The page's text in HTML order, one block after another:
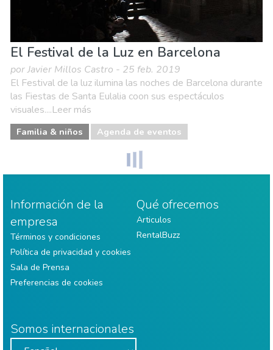
El Festival de la Luz en Barcelona
por Javier Millos Castro - 25 feb. 2019
El Festival de la luz ilumina las noches de Barcelona durante
las Fiestas de Santa Eulalia coon sus espectáculos
visuales....Leer más
Familia & niños Agenda de eventos
Información de la
empresa
Términos y condiciones
Política de privacidad y cookies
Sala de Prensa
Preferencias de cookies
Qué ofrecemos
Articulos
RentalBuzz
Somos internacionales